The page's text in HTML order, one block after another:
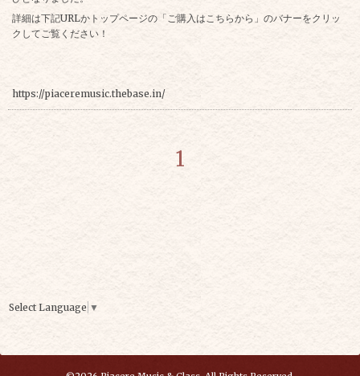
詳細は下記URLかトップページの「ご購入はこちらから」のバナーをクリッ
クしてご覧ください！
https://piaceremusic.thebase.in/
1
Select Language ▼